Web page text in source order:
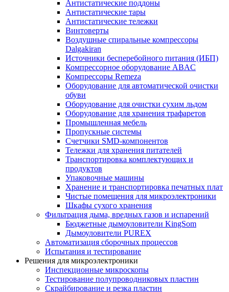
Антистатические поддоны
Антистатические тары
Антистатические тележки
Винтоверты
Воздушные спиральные компрессоры
Dalgakiran
Источники бесперебойного питания (ИБП)
Компрессорное оборудование ABAC
Компрессоры Remeza
Оборудование для автоматической очистки
обуви
Оборудование для очистки сухим льдом
Оборудование для хранения трафаретов
Промышленная мебель
Пропускные системы
Счетчики SMD-компонентов
Тележки для xранения питателей
Транспортировка комплектующих и
продуктов
Упаковочные машины
Хранение и транспортировка печатных плат
Чистые помещения для микроэлектроники
Шкафы сухого хранения
Фильтрация дыма, вредных газов и испарений
Бюджетные дымоуловители KingSom
Дымоуловители PUREX
Автоматизация сборочных процессов
Испытания и тестирование
Решения для микроэлектроники
Инспекционные микроскопы
Тестирование полупроводниковых пластин
Скрайбирование и резка пластин